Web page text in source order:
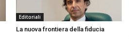
Editoriali
La nuova frontiera della fiducia